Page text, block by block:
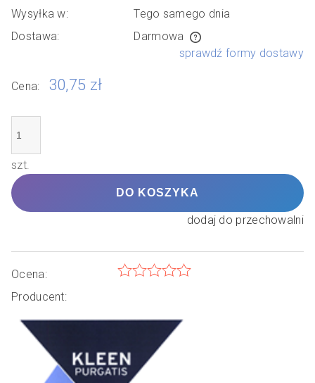
Wysyłka w:
Tego samego dnia
Dostawa:
Darmowa
Cena nie zawiera ewentualnych kosztów płatnościsprawdź formy dostawy
Cena: 30,75 zł
szt.
DO KOSZYKA
dodaj do przechowalni
Ocena:
Producent: